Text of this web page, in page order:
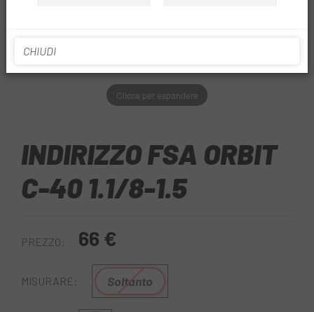
Clicca per espandere
INDIRIZZO FSA ORBIT
C-40 1.1/8-1.5
PREZZO: 66 €
MISURARE: Soltanto
CHIUDI